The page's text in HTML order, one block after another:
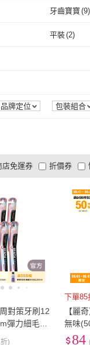
牙齒寶寶 (9)
momoBOOK
平裝(2)
品牌定位 包裝組合
折價券
商品有
大家電快配
店免運券
貨到付款
及以上 及以上
對策牙刷12
彈力細毛顏
)
下單85
【麗
無味
84